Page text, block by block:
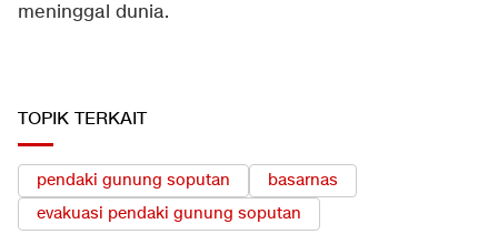
meninggal dunia.
TOPIK TERKAIT
pendaki gunung soputan
basarnas
evakuasi pendaki gunung soputan